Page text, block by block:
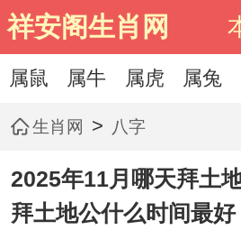
祥安阁生肖网
属鼠 属牛 属虎 属兔
生肖网 > 八字
2025年11月哪天拜土
拜土地公什么时间最好